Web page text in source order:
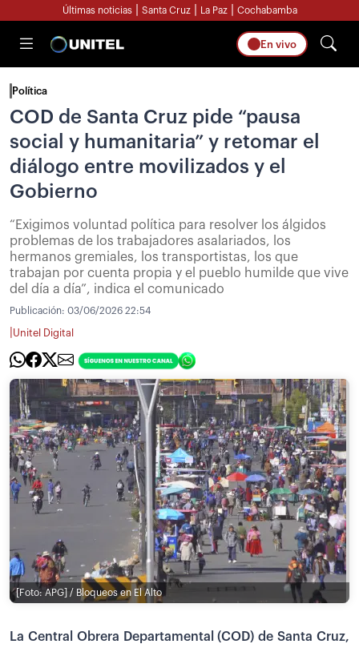
Últimas noticias Santa Cruz La Paz Cochabamba
En vivo
Política
COD de Santa Cruz pide “pausa
social y humanitaria” y retomar el
diálogo entre movilizados y el
Gobierno
“Exigimos voluntad política para resolver los álgidos
problemas de los trabajadores asalariados, los
hermanos gremiales, los transportistas, los que
trabajan por cuenta propia y el pueblo humilde que vive
del día a día”, indica el comunicado
Publicación: 03/06/2026 22:54
Unitel Digital
[Foto: APG] / Bloqueos en El Alto
La Central Obrera Departamental (COD) de Santa Cruz,